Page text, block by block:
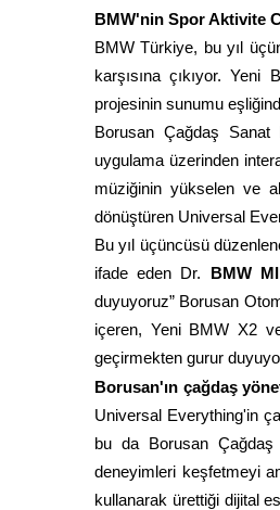
BMW'nin Spor Aktivite
BMW Türkiye, bu yıl
karşısına çıkıyor. Yeni
projesinin sunumu
Borusan Çağdaş Sanat
uygulama üzerinden
müziğinin yükselen ve
dönüştüren Universal
Bu yıl üçüncüsü
ifade eden Dr. BMW
duyuyoruz” Borusan
içeren, Yeni BMW X2
geçirmekten gurur
Borusan'ın çağdaş
Universal Everything'in
bu da Borusan
deneyimleri keşfetmeyi
kullanarak ürettiği dijital